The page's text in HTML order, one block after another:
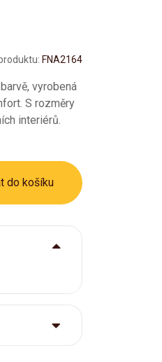
FNA2164
vyrobená
S rozměry
interiérů.
do košíku